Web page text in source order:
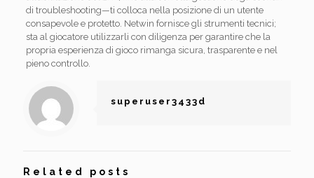
di troubleshooting—ti colloca nella posizione di un utente
consapevole e protetto. Netwin fornisce gli strumenti tecnici;
sta al giocatore utilizzarli con diligenza per garantire che la
propria esperienza di gioco rimanga sicura, trasparente e nel
pieno controllo.
superuser3433d
Related posts